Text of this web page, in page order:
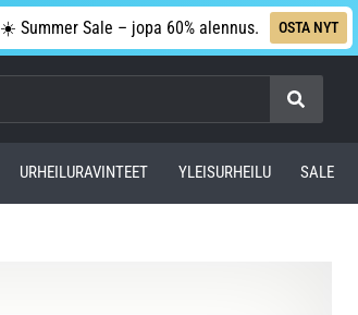
☀️ Summer Sale – jopa 60% alennus. OSTA NYT
URHEILURAVINTEET YLEISURHEILU SALE